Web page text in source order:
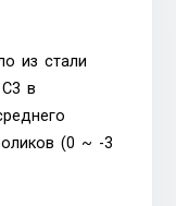
из стали
в
(0 ~ -3